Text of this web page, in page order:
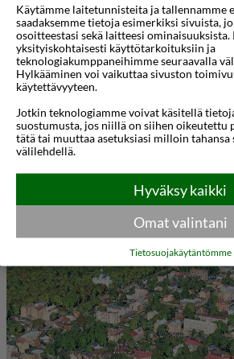
ruutitornista, 11 km päässä Forest
päässä Old Town Beachiltä ja
Riian kansainvälinen lentoasema
päässä kiinteistöstä.
Hotellin tilat ja palvelut
24h-vastaanotto, Pikasisään-/
Concierge-palvelu,
tallelokero, Wi-Fi-yhteys, lounge,
pikaaamiainen (lisämaksu),
silitysmahdollisuus, bisneskeskus,
liikuntarajoitteisille ja pyörätuolilla.
Huoneessa on päivittäinen
televisio, kirjoituspöytä,
Näytä lisää
Käytämme laitetunnisteita ja tallennamme
saadaksemme tietoja esimerkiksi sivuista,
osoitteestasi sekä laitteesi ominaisuuksista.
yksityiskohtaisesti käyttötarkoituksiin ja
teknologiakumppaneihimme seuraavalla
Hylkääminen voi vaikuttaa sivuston
käytettävyyteen.
Jotkin teknologiamme voivat käsitellä
suostumusta, jos niillä on siihen oikeutettu
tätä tai muuttaa asetuksiasi milloin tahansa
välilehdellä.
Hyväksy kaikki
Omat valintani
Tietosuojakäytäntömme